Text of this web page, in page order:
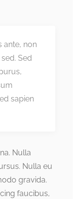
ante, non
Sed
sapien
Nulla
Nulla eu
gravida.
faucibus,